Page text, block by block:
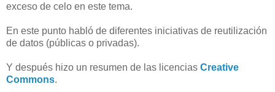
exceso de celo en este tema.
En este punto habló de diferentes iniciativas de reutilización
de datos (públicas o privadas).
Y después hizo un resumen de las licencias Creative
Commons.